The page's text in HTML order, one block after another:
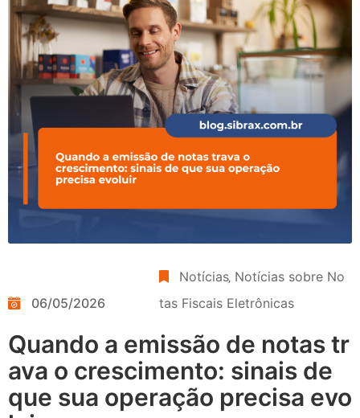
06/05/2026
Notícias‚ Notícias sobre No
tas Fiscais Eletrônicas
Quando a emissão de notas tr
ava o crescimento: sinais de
que sua operação precisa evo